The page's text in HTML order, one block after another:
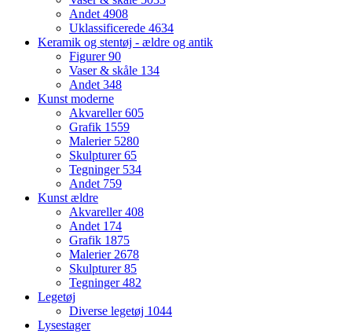
Andet4908
Uklassificerede 4634
Keramik og stentøj - ældre og antik
Figurer90
Vaser & skåle 134
Andet348
Kunst moderne
Akvareller605
Grafik 1559
Malerier 5280
Skulpturer65
Tegninger 534
Andet 759
Kunst ældre
Akvareller408
Andet 174
Grafik 1875
Malerier2678
Skulpturer85
Tegninger482
Legetøj
Diverse legetøj 1044
Lysestager